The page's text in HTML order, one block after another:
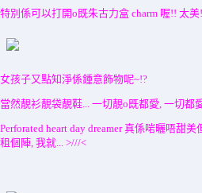
特別係可以打開o既朱古力盒 charm 喔!! 太美
女孩子又點知淨係鍾意飾物呢~!?
當然靚衫靚袋靚鞋... 一切靚o既都愛, 一切都
Perforated heart day dreamer 真係啱曬唔甜
租個陣, 我就... >///<